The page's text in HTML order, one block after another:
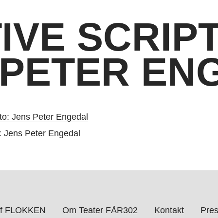
Jens Peter Engedal
FLOKKEN Om Teater FÅR302 Kontakt